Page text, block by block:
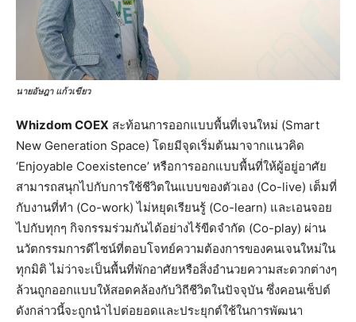
นายอัษฎา แก้วเขียว
Whizdom COEX สะท้อนการออกแบบพื้นที่เจนใหม่ (Smart
New Generation Space) โดยมีจุดเริ่มต้นมาจากแนวคิด
‘Enjoyable Coexistence’ หรือการออกแบบพื้นที่ให้ผู้อยู่อาศัย
สามารถสนุกไปกับการใช้ชีวิตในแบบของตัวเอง (Co-live) เต็มที่
กับงานที่ทำ (Co-work) ไม่หยุดเรียนรู้ (Co-learn) และเอนจอย
ไปกับทุกๆ กิจกรรมร่วมกันได้อย่างไร้ขีดจำกัด (Co-play) ผ่าน
นวัตกรรมการดีไซน์ที่ตอบโจทย์ความต้องการของคนเจนใหม่ใน
ทุกมิติ ไม่ว่าจะเป็นพื้นที่พักอาศัยหรือสิ่งอำนวยความสะดวกต่างๆ
ล้วนถูกออกแบบให้สอดคล้องกับวิถีชีวิตในปัจจุบัน ซึ่งคอนเซ็ปต์
ดังกล่าวนี้จะถูกนำไปต่อยอดและประยุกต์ใช้ในการพัฒนา